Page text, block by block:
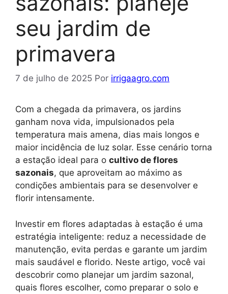
seu jardim de
primavera
7 de julho de 2025 Por irrigaagro.com
Com a chegada da primavera, os jardins
ganham nova vida, impulsionados pela
temperatura mais amena, dias mais longos e
maior incidência de luz solar. Esse cenário torna
a estação ideal para o cultivo de flores
sazonais, que aproveitam ao máximo as
condições ambientais para se desenvolver e
florir intensamente.
Investir em flores adaptadas à estação é uma
estratégia inteligente: reduz a necessidade de
manutenção, evita perdas e garante um jardim
mais saudável e florido. Neste artigo, você vai
descobrir como planejar um jardim sazonal,
quais flores escolher, como preparar o solo e